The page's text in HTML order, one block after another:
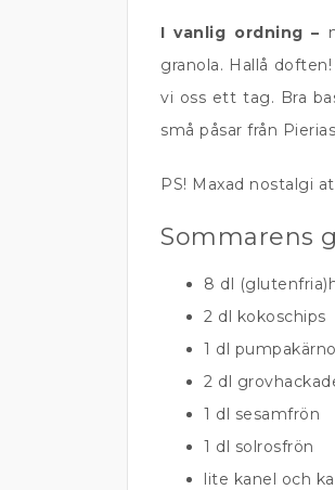
I vanlig ordning –
granola. Hallå
vi oss ett tag. Bra
små påsar från
PS! Maxad nostalgi
Sommarens
8 dl
2 dl kokoschips
1 dl
2 dl
1 dl sesamfrön
1 dl solrosfrön
lite kanel och